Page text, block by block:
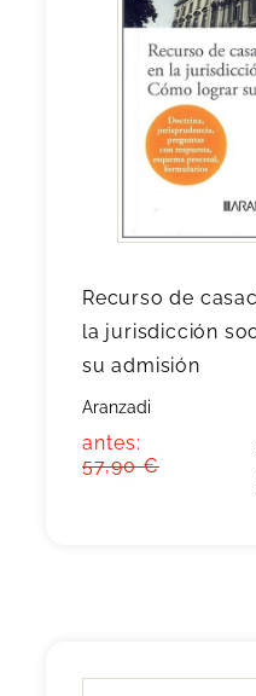
Recurso de
la jurisdicción
su admisión
Aranzadi
antes:
57,90 €